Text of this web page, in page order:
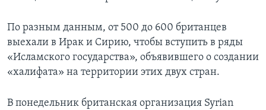
По разным данным, от 500 до 600 британцев
выехали в Ирак и Сирию, чтобы вступить в ряды
«Исламского государства», объявившего о создании
«халифата» на территории этих двух стран.
В понедельник британская организация Syrian